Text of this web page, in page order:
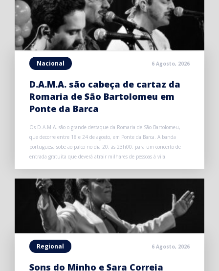
Nacional 6 Agosto, 2026
D.A.M.A. são cabeça de cartaz da
Romaria de São Bartolomeu em
Ponte da Barca
Os D.A.M.A. são o grande destaque da Romaria de São Bartolomeu,
que decorre entre 18 e 24 de agosto, em Ponte da Barca. A banda
portuguesa sobe ao palco no dia 20, às 23h00, para um concerto de
entrada gratuita que deverá atrair milhares de pessoas à vila.
Regional 6 Agosto, 2026
Sons do Minho e Sara Correia